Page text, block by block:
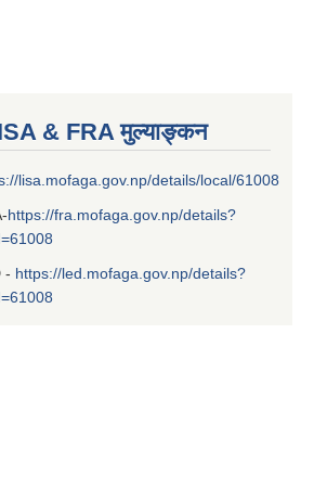
& FRA मुल्याङ्कन
lisa.mofaga.gov.np/details/local/61008
https://fra.mofaga.gov.np/details?
- https://led.mofaga.gov.np/details?